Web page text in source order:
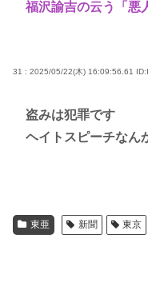
福沢諭吉の云う「悪
31 : 2025/05/22(木) 16:09:56.61
盗みは犯罪です
ヘイトスピーチなん
東亜 新聞 東京